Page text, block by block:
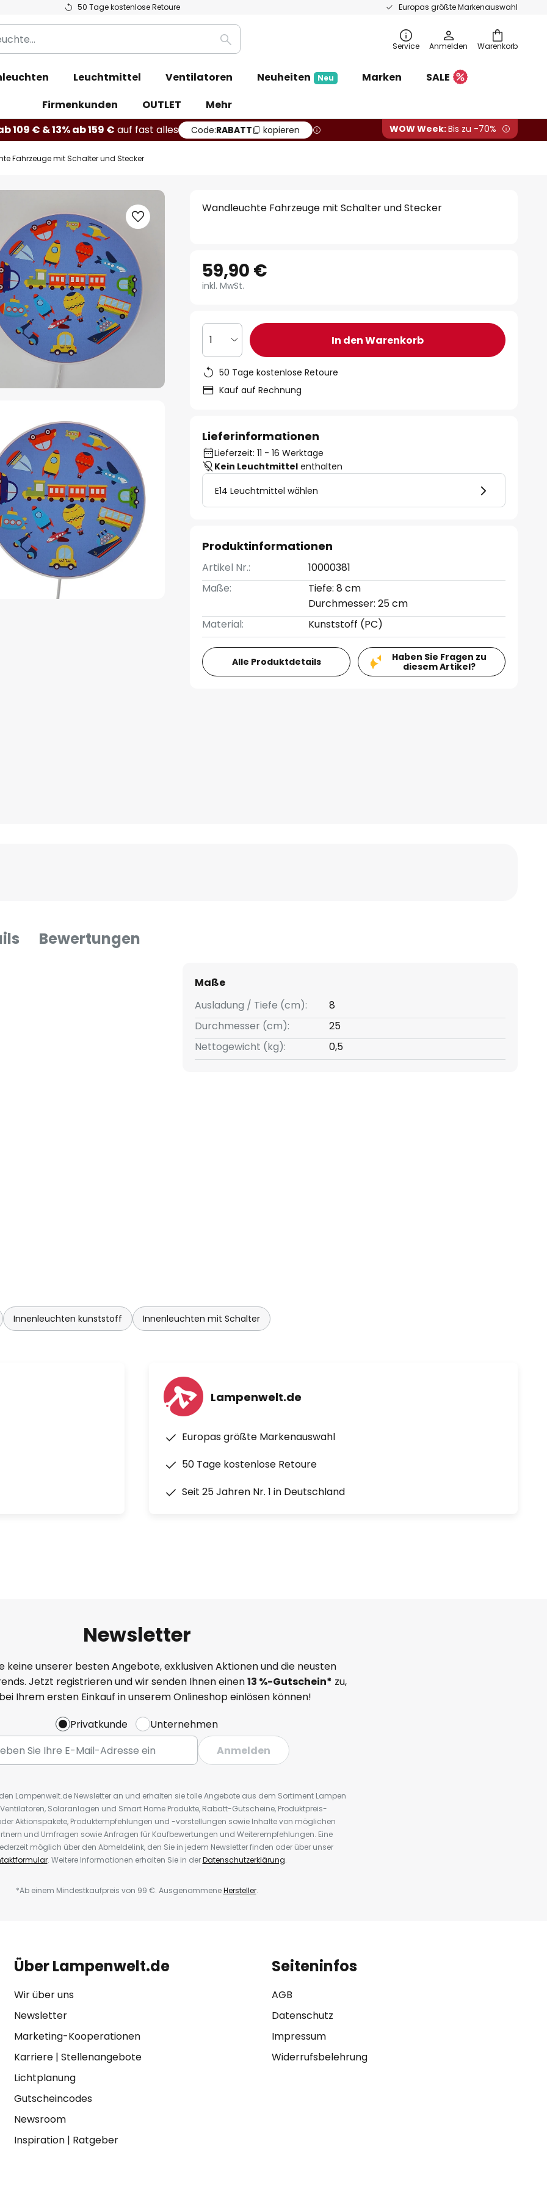
50 Tage kostenlose Retoure Europas größte Markenauswahl
Warenkorb
Suche Service Anmelden
Leuchtmittel Ventilatoren Neuheiten Neu Marken
SALE
Firmenkunden
OUTLET
Mehr
109 € & 13% ab 159 € auf fast alles Code:RABATT kopieren WOW Week:Bis zu -70%
Fahrzeuge mit Schalter und Stecker
Wandleuchte Fahrzeuge mit Schalter und Stecker
59,90 €
inkl. MwSt.
1 In den Warenkorb
50 Tage kostenlose Retoure
Kauf auf Rechnung
Lieferinformationen
Lieferzeit: 11 - 16 Werktage
Kein Leuchtmittel enthalten
E14 Leuchtmittel wählen
Produktinformationen
Artikel Nr.:
10000381
Maße:
Tiefe: 8 cm
Durchmesser: 25 cm
Material:
Kunststoff (PC)
Alle Produktdetails
Haben Sie Fragen zu
diesem Artikel?
Bewertungen
Maße
Ausladung / Tiefe (cm):
8
Durchmesser (cm):
25
Nettogewicht (kg):
0,5
Innenleuchten kunststoff Innenleuchten mit Schalter
Lampenwelt.de
Europas größte Markenauswahl
50 Tage kostenlose Retoure
Seit 25 Jahren Nr. 1 in Deutschland
Newsletter
keine unserer besten Angebote, exklusiven Aktionen und die neusten
Jetzt registrieren und wir senden Ihnen einen13 %-Gutschein* zu,
Ihrem ersten Einkauf in unserem Onlineshop einlösen können!
Privatkunde
Unternehmen
Anmelden
Lampenwelt.de Newsletter an und erhalten sie tolle Angebote aus dem Sortiment Lampen
Solaranlagen und Smart Home Produkte, Rabatt-Gutscheine, Produktpreis-
Aktionspakete, Produktempfehlungen und -vorstellungen sowie Inhalte von möglichen
und Umfragen sowie Anfragen für Kaufbewertungen und Weiterempfehlungen. Eine
möglich über den Abmeldelink, den Sie in jedem Newsletter finden oder über unser
. Weitere Informationen erhalten Sie in derDatenschutzerklärung.
*Ab einem Mindestkaufpreis von 99 €. AusgenommeneHersteller.
Über Lampenwelt.de
Wir über uns
Newsletter
Marketing-Kooperationen
Karriere| Stellenangebote
Lichtplanung
Gutscheincodes
Newsroom
Inspiration| Ratgeber
Seiteninfos
AGB
Datenschutz
Impressum
Widerrufsbelehrung